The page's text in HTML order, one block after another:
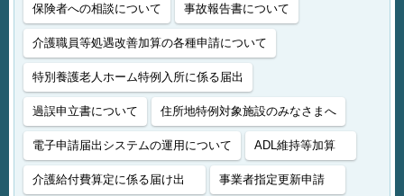
保険者への相談について 事故報告書について
介護職員等処遇改善加算の各種申請について
特別養護老人ホーム特例入所に係る届出
過誤申立書について 住所地特例対象施設のみなさまへ
電子申請届出システムの運用について ADL維持等加算
介護給付費算定に係る届け出 事業者指定更新申請